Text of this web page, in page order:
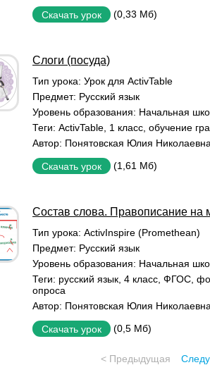
Скачать урок (0,33 Мб)
Слоги (посуда)
Тип урока: Урок для ActivTable
Предмет: Русский язык
Уровень образования: Начальная
Теги: ActivTable 1 класс обучение
Автор: Понятовская Юлия Николаевна
Скачать урок (1,61 Мб)
Состав слова. Правописание на
Тип урока: ActivInspire (Promethean)
Предмет: Русский язык
Уровень образования: Начальная
Теги: русский язык 4 класс ФГОС
опроса
Автор: Понятовская Юлия Николаевна
Скачать урок (0,5 Мб)
< Предыдущая